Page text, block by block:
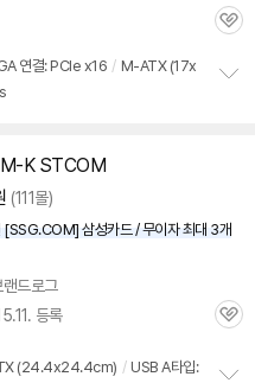
관
연결: PCIe x16 / M-ATX (17x
K STCOM
(111몰)
삼성카드 / 무이자 최대 3개
랜드로그
등록
관
(24.4x24.4cm) / USB A타입: